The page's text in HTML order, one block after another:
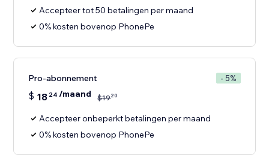
Accepteer tot 50 betalingen per maand
0% kosten bovenop PhonePe
Pro-abonnement - 5%
$ 18 24 /maand $1920
Accepteer onbeperkt betalingen per maand
0% kosten bovenop PhonePe